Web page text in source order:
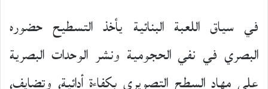
في سياق اللعبة البنائية يأخذ التسطيح حضوره
البصري في نفي الحجومية ونشر الوحدات البصرية